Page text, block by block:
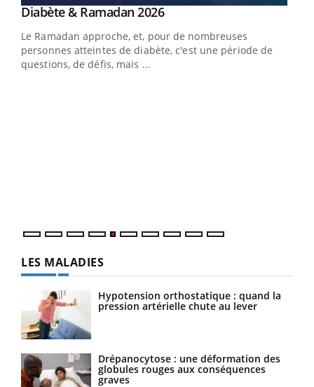
Youtube
Diabète & Ramadan 2026Youtube
Le Ramadan approche, et, pour de nombreuses
personnes atteintes de diabète, c'est une période de
questions, de défis, mais ...
LES MALADIES
Hypotension orthostatique : quand la
pression artérielle chute au lever
Drépanocytose : une déformation des
globules rouges aux conséquences
graves